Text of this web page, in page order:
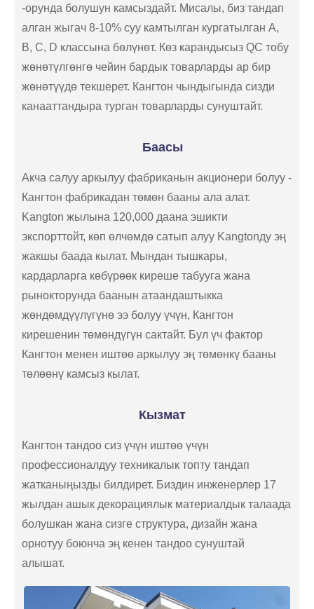
-орунда болушун камсыздайт. Мисалы, биз тандап
алган жыгач 8-10% суу камтылган кургатылган A,
B, C, D классына бөлүнөт. Көз карандысыз QC тобу
жөнөтүлгөнгө чейин бардык товарларды ар бир
жөнөтүүдө текшерет. Кангтон чындыгында сизди
канааттандыра турган товарларды сунуштайт.
Баасы
Акча салуу аркылуу фабриканын акционери болуу -
Кангтон фабрикадан төмөн бааны ала алат.
Kangton жылына 120,000 даана эшикти
экспорттойт, көп өлчөмдө сатып алуу Kangtonду эң
жакшы баада кылат. Мындан тышкары,
кардарларга көбүрөөк киреше табууга жана
рынокторунда баанын атаандаштыкка
жөндөмдүүлүгүнө ээ болуу үчүн, Кангтон
кирешенин төмөндүгүн сактайт. Бул үч фактор
Кангтон менен иштөө аркылуу эң төмөнкү бааны
төлөөнү камсыз кылат.
Кызмат
Кангтон тандоо сиз үчүн иштөө үчүн
профессионалдуу техникалык топту тандап
жатканыңызды билдирет. Биздин инженерлер 17
жылдан ашык декорациялык материалдык талаада
болушкан жана сизге структура, дизайн жана
орнотуу боюнча эң кенен тандоо сунуштай
алышат.